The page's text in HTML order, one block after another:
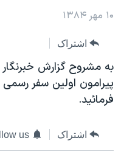
جهش
اصلی
جهش
به
ایران
ورزشی
گزیده‌ها
برنامه های تلویزیونی
جدول برنامه ها
صفحه‌های ویژه
جام جهانی ۲۰۲۶
عملیات خشم حماسی
فرکانس‌های صدای
پخش رادیویی
یادگیری زبان انگلیسی
۱۰ مهر ۱۳۸۴
اشتراک
به مشروح گزارش
پيرامون اولين سفر
فرمائيد.
اشتراک us